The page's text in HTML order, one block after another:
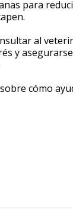
para
al
y
cómo